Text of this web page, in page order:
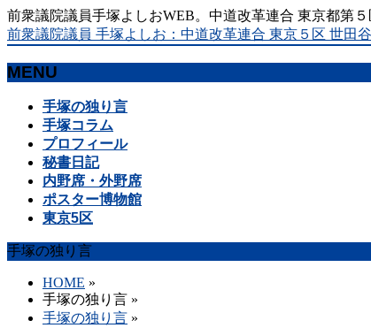
前衆議院議員手塚よしおWEB。中道改革連合 東京都第
前衆議院議員 手塚よしお：中道改革連合 東京５区 世田谷
MENU
手塚の独り言
手塚コラム
プロフィール
秘書日記
内野席・外野席
ポスター博物館
東京5区
手塚の独り言
HOME »
手塚の独り言 »
手塚の独り言 »